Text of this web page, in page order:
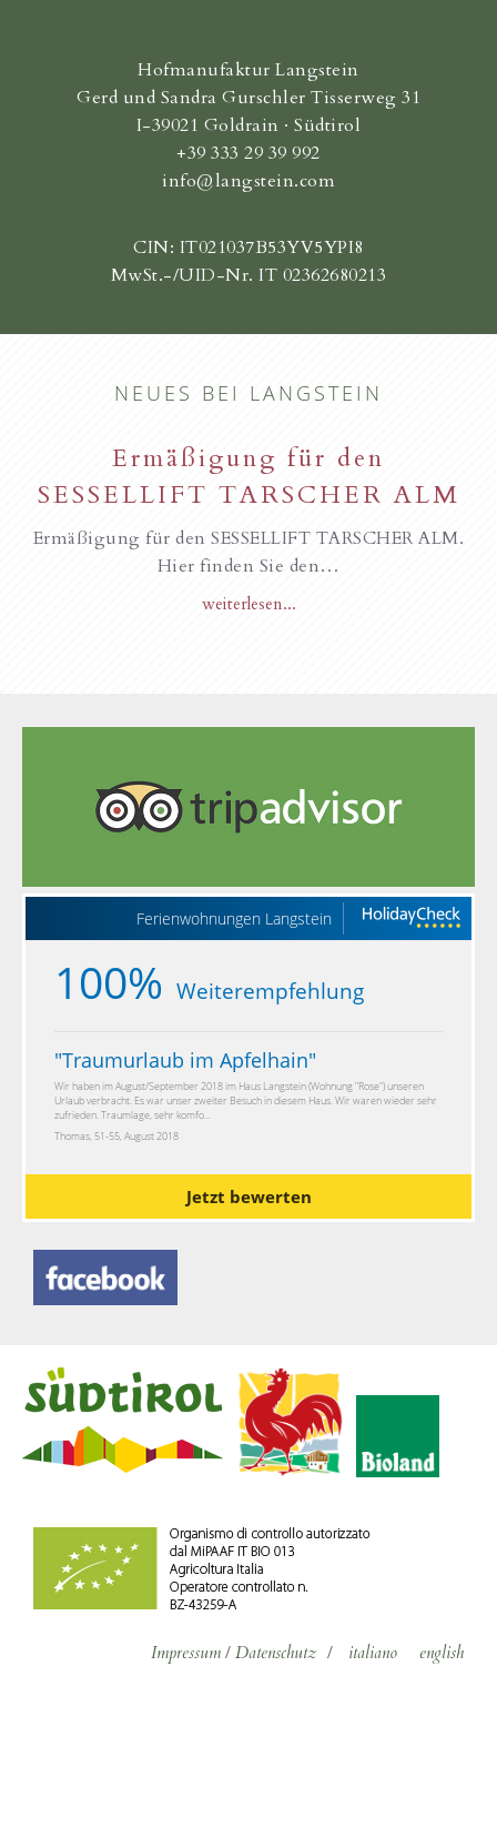
Hofmanufaktur Langstein
Gerd und Sandra Gurschler Tisserweg 31
I-39021 Goldrain · Südtirol
+39 333 29 39 992
info@langstein.com
CIN: IT021037B53YV5YPI8
MwSt.-/UID-Nr. IT 02362680213
NEUES BEI LANGSTEIN
Ermäßigung für den
SESSELLIFT TARSCHER ALM
Ermäßigung für den SESSELLIFT TARSCHER ALM.
Hier finden Sie den…
weiterlesen...
Ferienwohnungen Langstein
100% Weiterempfehlung
"Traumurlaub im Apfelhain"
Wir haben im August/September 2018 im Haus Langstein (Wohnung "Rose") unseren
Urlaub verbracht. Es war unser zweiter Besuch in diesem Haus. Wir waren wieder sehr
zufrieden. Traumlage, sehr komfo...
Thomas, 51-55, August 2018
Jetzt bewerten
Impressum / Datenschutz / italiano english